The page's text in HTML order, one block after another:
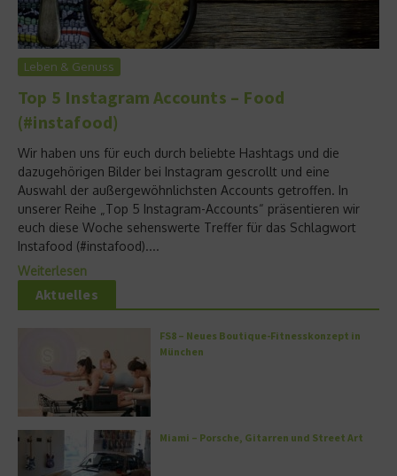
Leben & Genuss
Top 5 Instagram Accounts – Food
(#instafood)
Wir haben uns für euch durch beliebte Hashtags und die
dazugehörigen Bilder bei Instagram gescrollt und eine
Auswahl der außergewöhnlichsten Accounts getroffen. In
unserer Reihe „Top 5 Instagram-Accounts“ präsentieren wir
euch diese Woche sehenswerte Treffer für das Schlagwort
Instafood (#instafood)....
Weiterlesen
Aktuelles
FS8 – Neues Boutique-Fitnesskonzept in
München
Miami – Porsche, Gitarren und Street Art